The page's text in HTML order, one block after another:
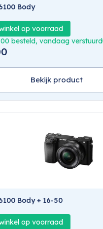
Body
op voorraad
besteld, vandaag verstuurd
Bekijk product
Body + 16-50
op voorraad